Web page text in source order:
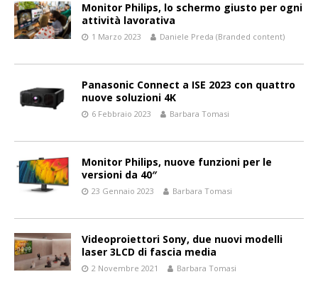
Monitor Philips, lo schermo giusto per ogni
attività lavorativa
1 Marzo 2023 Daniele Preda (Branded content)
Panasonic Connect a ISE 2023 con quattro
nuove soluzioni 4K
6 Febbraio 2023 Barbara Tomasi
Monitor Philips, nuove funzioni per le
versioni da 40″
23 Gennaio 2023 Barbara Tomasi
Videoproiettori Sony, due nuovi modelli
laser 3LCD di fascia media
2 Novembre 2021 Barbara Tomasi